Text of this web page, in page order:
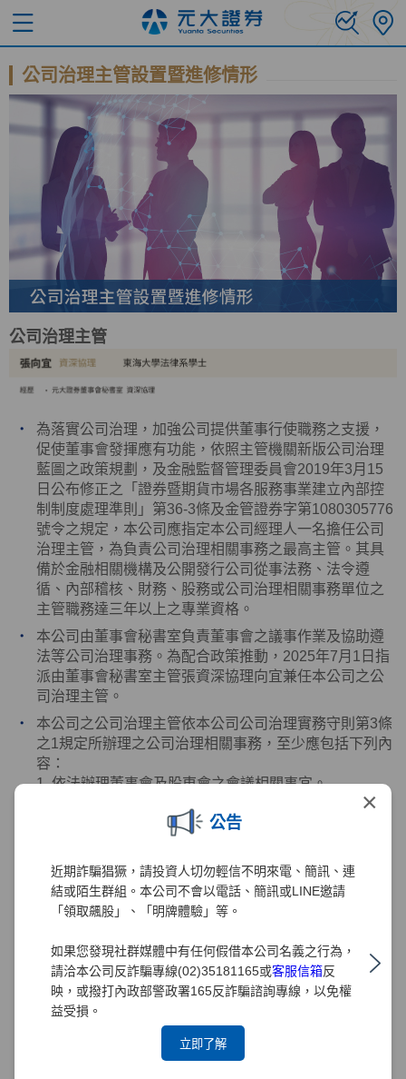
×
公告
近期詐騙猖獗，請投資人切勿輕信不明來電、簡訊、連
結或陌生群組。本公司不會以電話、簡訊或LINE邀請
「領取飆股」、「明牌體驗」等。
如果您發現社群媒體中有任何假借本公司名義之行為，
請洽本公司反詐騙專線(02)35181165或客服信箱反
映，或撥打內政部警政署165反詐騙諮詢專線，以免權
益受損。
立即了解
公司治理主管設置暨進修情形
公司治理主管
為落實公司治理，加強公司提供董事行使職務之支援，
促使董事會發揮應有功能，依照主管機關新版公司治理
藍圖之政策規劃，及金融監督管理委員會2019年3月 15
日公布修正之「證券暨期貨市場各服務事業建立內部控
制制度處理準則」第36-3條及金管證券字第1080305776
號令之規定，本公司應指定本公司經理人一名擔任公司
治理主管，為負責公司治理相關事務之最高主管。其具
備於金融相關機構及公開發行公司從事法務、法令遵
循、內部稽核、財務、股務或公司治理相關事務單位之
主管職務達三年以上之專業資格。
本公司由董事會秘書室負責董事會之議事作業及協助遵
法等公司治理事務。為配合政策推動， 2025年7月 1 日指
派由董事會秘書室主管張資深協理向宜兼任本公司之公
司治理主管。
本公司之公司治理主管依本公司公司治理實務守則第3條
之1 規定所辦理之公司治理相關事務，至少應包括下列內
容：
1. 依法辦理董事會及股東會之會議相關事宜。
含獨立董事
就任及持續進修。
5. 協助董事(含獨立董事 遵循法令。
6. 向董事會報告其就獨立董事於選任時及任職期間內資
格是否符合相關法令規章之檢視結果。
應即通知本公司及公司治理主管。本公司或公司治理主
管接獲通知，應依相關法令規章辦理。
8. 其他依公司章程或契約所訂定之事項等。
2025年度業務執行情形如下：
1. 協助董事會審議有關公司治理、公平待客、誠信經
營、智慧財產權、永續發展及ESG